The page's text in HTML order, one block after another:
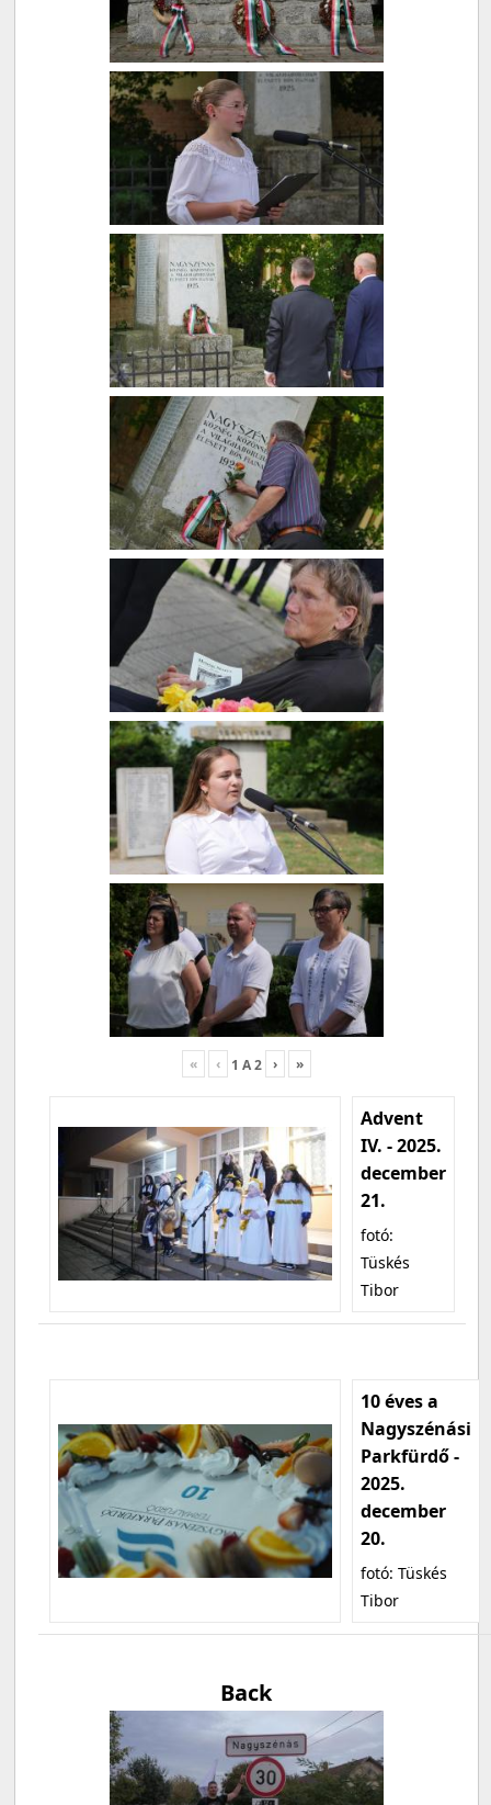
« ‹ 1 A2 › »
Advent
IV. - 2025.
december
21.
fotó:
Tüskés
Tibor
10 éves a
Nagyszénási
Parkfürdő -
2025.
december
20.
fotó: Tüskés
Tibor
Back